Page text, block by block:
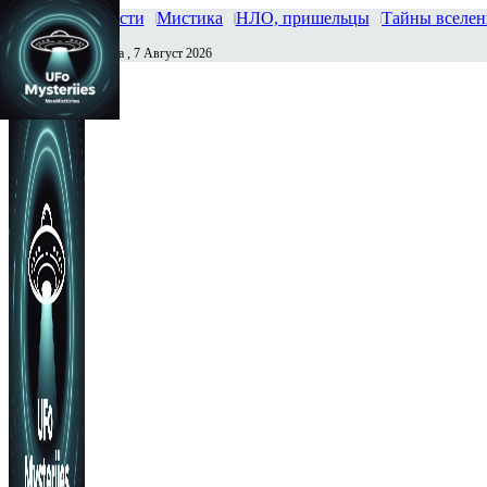
Главная Новости Мистика НЛО, пришельцы Тайны
Сегодня Пятница , 7 Август 2026